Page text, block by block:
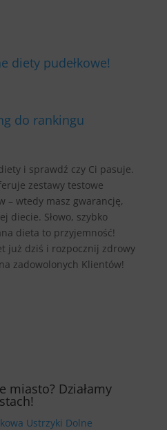
diety pudełkowe!
do rankingu
i sprawdź czy Ci pasuje.
zestawy testowe
– wtedy masz gwarancję,
diecie. Słowo, szybko
dieta to przyjemność!
już dziś i rozpocznij zdrowy
zadowolonych Klientów!
miasto? Działamy
Ustrzyki Dolne